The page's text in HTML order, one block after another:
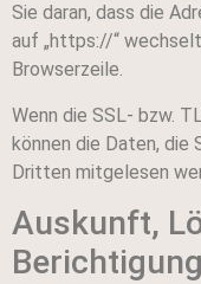
Sie daran, dass die
auf „https://“
Browserzeile.
Wenn die SSL- bzw.
können die Daten, die
Dritten mitgelesen
Auskunft,
Berichtigung